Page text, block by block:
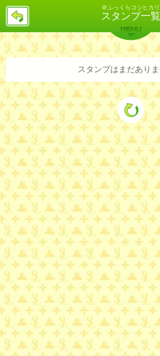
＠ふっくらコシヒカリ
スタンプ一覧
戻
バックナンバー 詳細検索 ランキ
MENU
スタンプはまだありま